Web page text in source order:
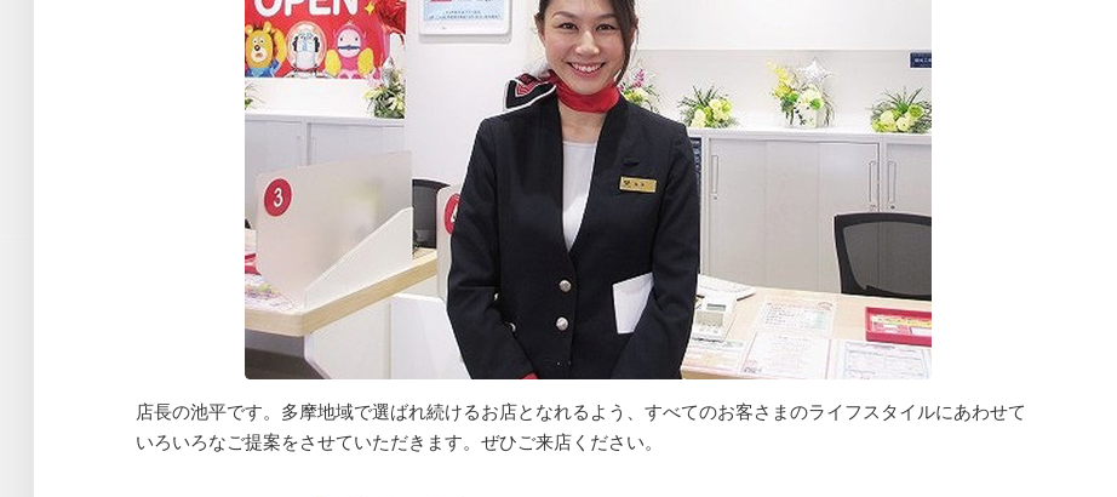
店長の池平です。多摩地域で選ばれ続けるお店となれるよう、すべてのお客さまのライフスタイルにあわせて
いろいろなご提案をさせていただきます。ぜひご来店ください。